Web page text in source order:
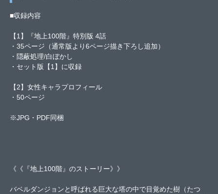
■収録内容
【1】『地上100階』特別版 4話
・35ページ（通常版より6ページ描き下ろし追加）
・隠蔽処理/白ぼかし
・セット版【1】に収録
【2】女性キャラプロフィール
・50ページ
※JPG・PDF同梱
《《『地上100階』のストーリー》》
バベルダンジョンと呼ばれる巨大な塔の中で目覚めた樹（たつ